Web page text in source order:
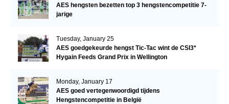
AES hengsten bezetten top 3 hengstencompetitie 7-
jarige
Tuesday, January 25
AES goedgekeurde hengst Tic-Tac wint de CSI3*
Hygain Feeds Grand Prix in Wellington
Monday, January 17
AES goed vertegenwoordigd tijdens
Hengstencompetitie in België